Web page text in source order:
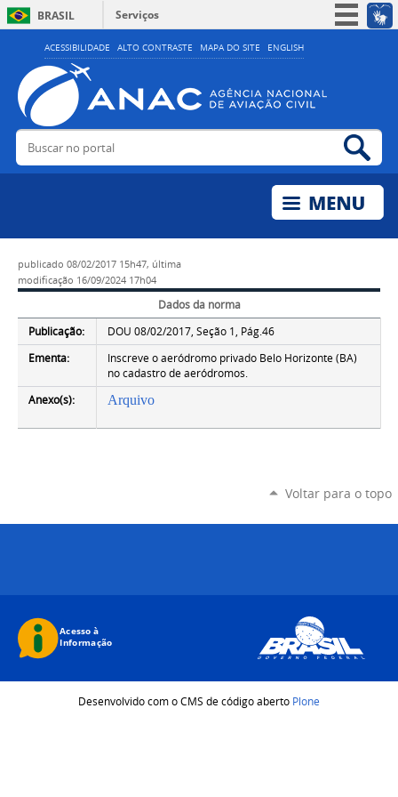
ACESSIBILIDADE ALTO CONTRASTE MAPA DO SITE ENGLISH
BRASIL
Serviços
Simplifique!
Acesso à informação
Legislação
Buscar no portal
publicado 08/02/2017 15h47, última
modificação 16/09/2024 17h04
Dados da norma
Publicação:
DOU 08/02/2017, Seção 1, Pág.46
Ementa:
Inscreve o aeródromo privado Belo Horizonte (BA)
no cadastro de aeródromos.
Anexo(s):
Arquivo
Voltar para o topo
Desenvolvido com o CMS de código aberto Plone